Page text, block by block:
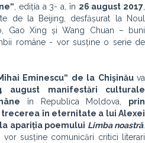
, ediția a 3- a, în 26 august 2017
de la Beijing, desfășurat la Noul
Gao Xing și Wang Chuan – buni
române - vor susține o serie de
Eminescu“ de la Chişinău va
august manifestări culturale
în Republica Moldova, prin
trecerea în eternitate a lui Alexei
apariția poemului Limba noastră.
vor susține comunicări critici literari